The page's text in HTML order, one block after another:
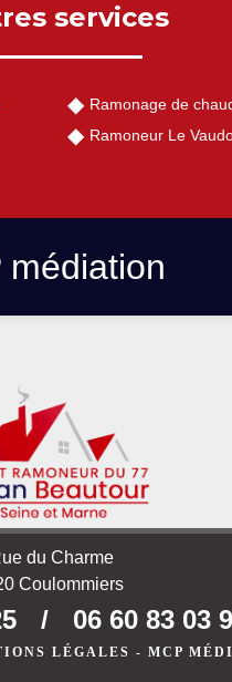
services
Ramonage de
Ramoneur Le
médiation
du Charme
Coulommiers
/ 06 60 83 03
LÉGALES - MCP